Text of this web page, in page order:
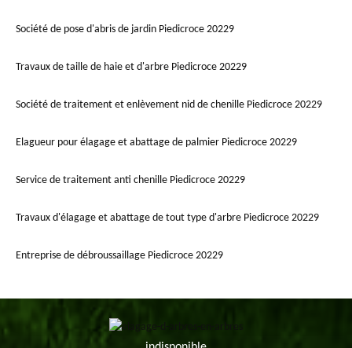
Société de pose d'abris de jardin Piedicroce 20229
Travaux de taille de haie et d'arbre Piedicroce 20229
Société de traitement et enlèvement nid de chenille Piedicroce 20229
Elagueur pour élagage et abattage de palmier Piedicroce 20229
Service de traitement anti chenille Piedicroce 20229
Travaux d'élagage et abattage de tout type d'arbre Piedicroce 20229
Entreprise de débroussaillage Piedicroce 20229